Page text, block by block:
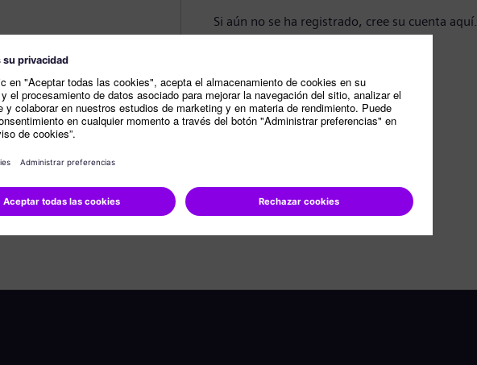
Si aún no se ha registrado, cree su cuenta aquí.